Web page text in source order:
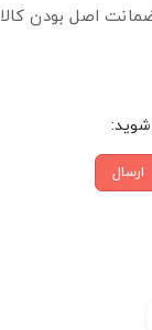
اصل بودن کالا
ارسال